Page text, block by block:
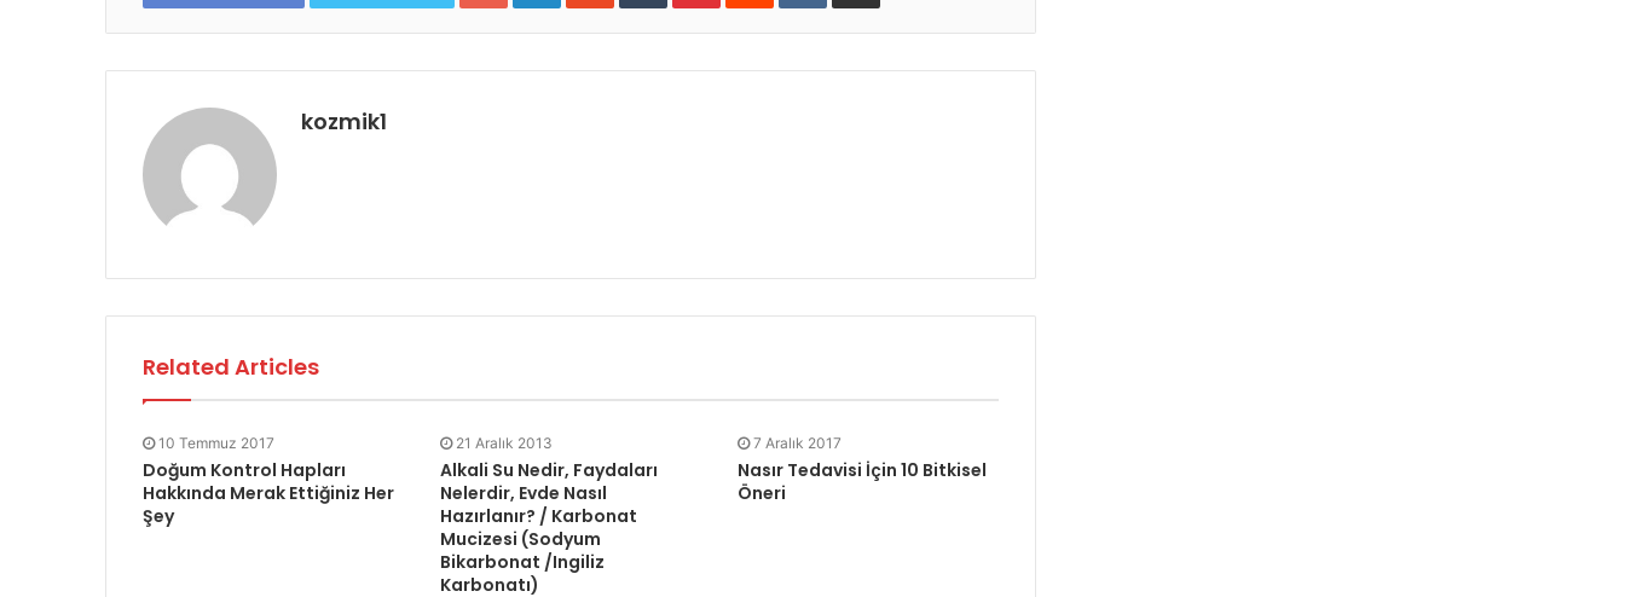
kozmik1
Related Articles
10 Temmuz 2017
Doğum Kontrol Hapları
Hakkında Merak Ettiğiniz Her
Şey
21 Aralık 2013
Alkali Su Nedir, Faydaları
Nelerdir, Evde Nasıl
Hazırlanır? / Karbonat
Mucizesi (Sodyum
Bikarbonat /Ingiliz
Karbonatı)
7 Aralık 2017
Nasır Tedavisi İçin 10 Bitkisel
Öneri